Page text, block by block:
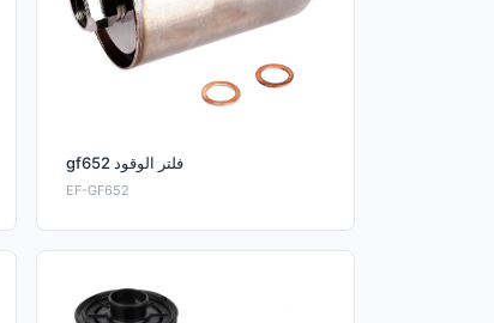
gf652 فلتر الوقود
EF-GF652